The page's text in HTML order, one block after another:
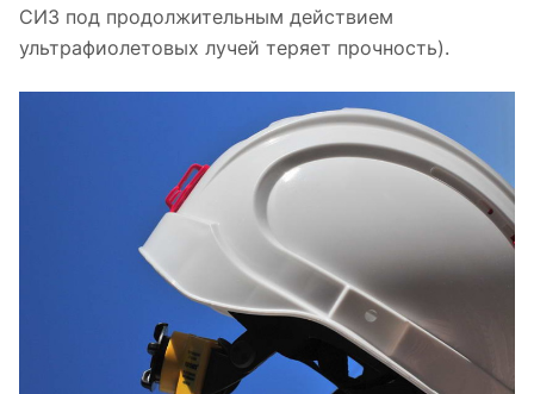
СИЗ под продолжительным действием
ультрафиолетовых лучей теряет прочность).